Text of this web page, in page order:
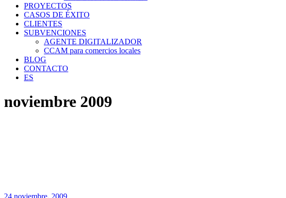
PROYECTOS
CASOS DE ÉXITO
CLIENTES
SUBVENCIONES
AGENTE DIGITALIZADOR
CCAM para comercios locales
BLOG
CONTACTO
ES
noviembre 2009